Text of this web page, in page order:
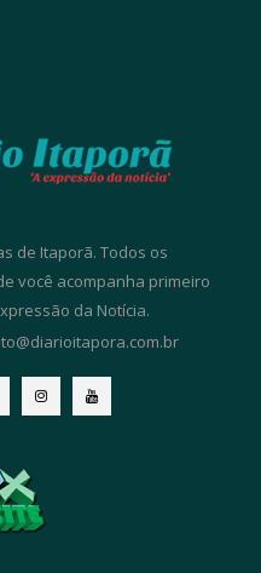
de Itaporã. Todos os
você acompanha primeiro
da Notícia.